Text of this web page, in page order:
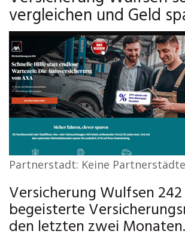
vergleichen und Geld
Partnerstadt: Keine Partnerstädte
Versicherung Wulfsen 242
begeisterte
den letzten zwei Monaten.